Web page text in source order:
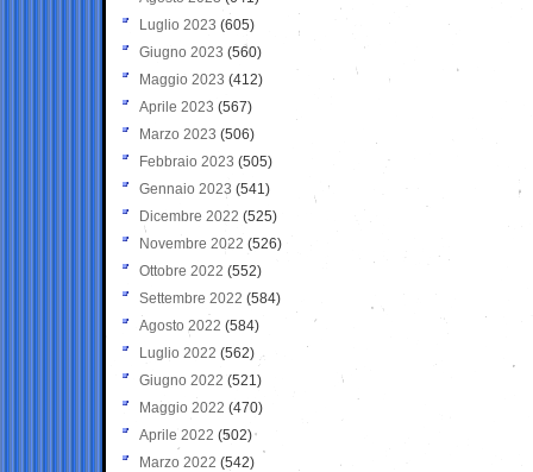
Luglio 2023 (605)
Giugno 2023 (560)
Maggio 2023 (412)
Aprile 2023 (567)
Marzo 2023 (506)
Febbraio 2023 (505)
Gennaio 2023 (541)
Dicembre 2022 (525)
Novembre 2022 (526)
Ottobre 2022 (552)
Settembre 2022 (584)
Agosto 2022 (584)
Luglio 2022 (562)
Giugno 2022 (521)
Maggio 2022 (470)
Aprile 2022 (502)
Marzo 2022 (542)